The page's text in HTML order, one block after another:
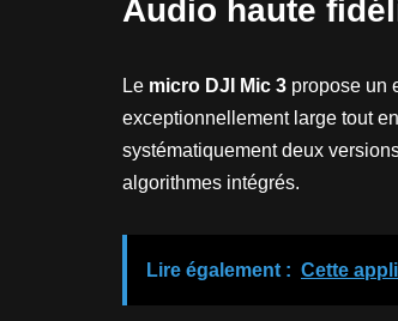
Audio haute
Le micro DJI Mic 3 propose un
exceptionnellement large tout
systématiquement deux
algorithmes intégrés.
Lire également : Cette